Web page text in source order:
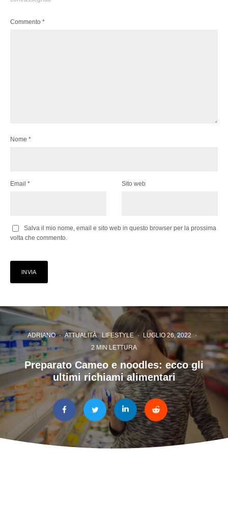
Commento *
Nome *
Email * Sito web
Salva il mio nome, email e sito web in questo browser per la prossima
volta che commento.
ADRIANO · ATTUALITÀ LIFESTYLE · LUGLIO 26, 2022 ·
2 MIN LETTURA
Preparato Cameo e noodles: ecco gli
ultimi richiami alimentari